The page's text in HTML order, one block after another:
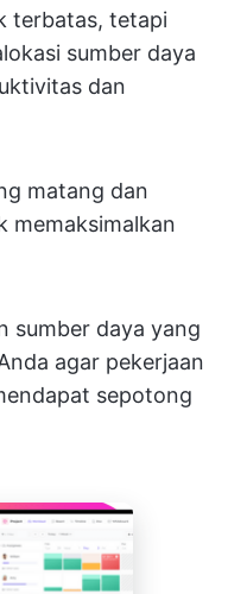
terbatas, tetapi
sumber daya
dan
matang dan
memaksimalkan
sumber daya yang
agar pekerjaan
sepotong